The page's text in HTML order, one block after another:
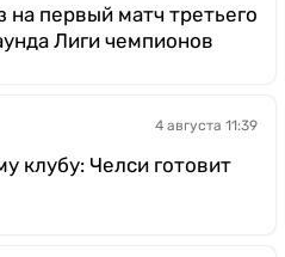
на первый матч третьего
Лиги чемпионов
4 августа 11:39
клубу: Челси готовит